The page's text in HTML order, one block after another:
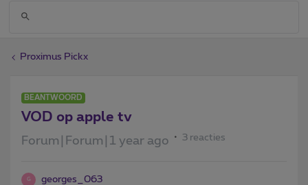
Proximus Pickx
BEANTWOORD
VOD op apple tv
Forum|Forum|1 year ago 3 reacties
G georges_063